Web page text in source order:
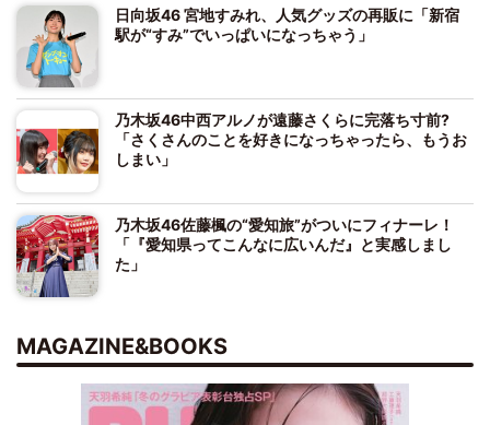
日向坂46 宮地すみれ、人気グッズの再販に「新宿
駅が“すみ”でいっぱいになっちゃう」
乃木坂46中西アルノが遠藤さくらに完落ち寸前?
「さくさんのことを好きになっちゃったら、もうお
しまい」
乃木坂46佐藤楓の“愛知旅”がついにフィナーレ！
「『愛知県ってこんなに広いんだ』と実感しまし
た」
MAGAZINE&BOOKS